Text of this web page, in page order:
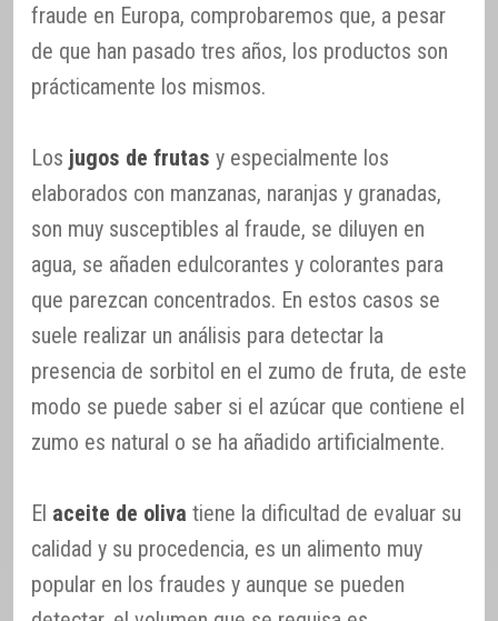
fraude en Europa, comprobaremos que, a pesar
de que han pasado tres años, los productos son
prácticamente los mismos.
Los jugos de frutas y especialmente los
elaborados con manzanas, naranjas y granadas,
son muy susceptibles al fraude, se diluyen en
agua, se añaden edulcorantes y colorantes para
que parezcan concentrados. En estos casos se
suele realizar un análisis para detectar la
presencia de sorbitol en el zumo de fruta, de este
modo se puede saber si el azúcar que contiene el
zumo es natural o se ha añadido artificialmente.
El aceite de oliva tiene la dificultad de evaluar su
calidad y su procedencia, es un alimento muy
popular en los fraudes y aunque se pueden